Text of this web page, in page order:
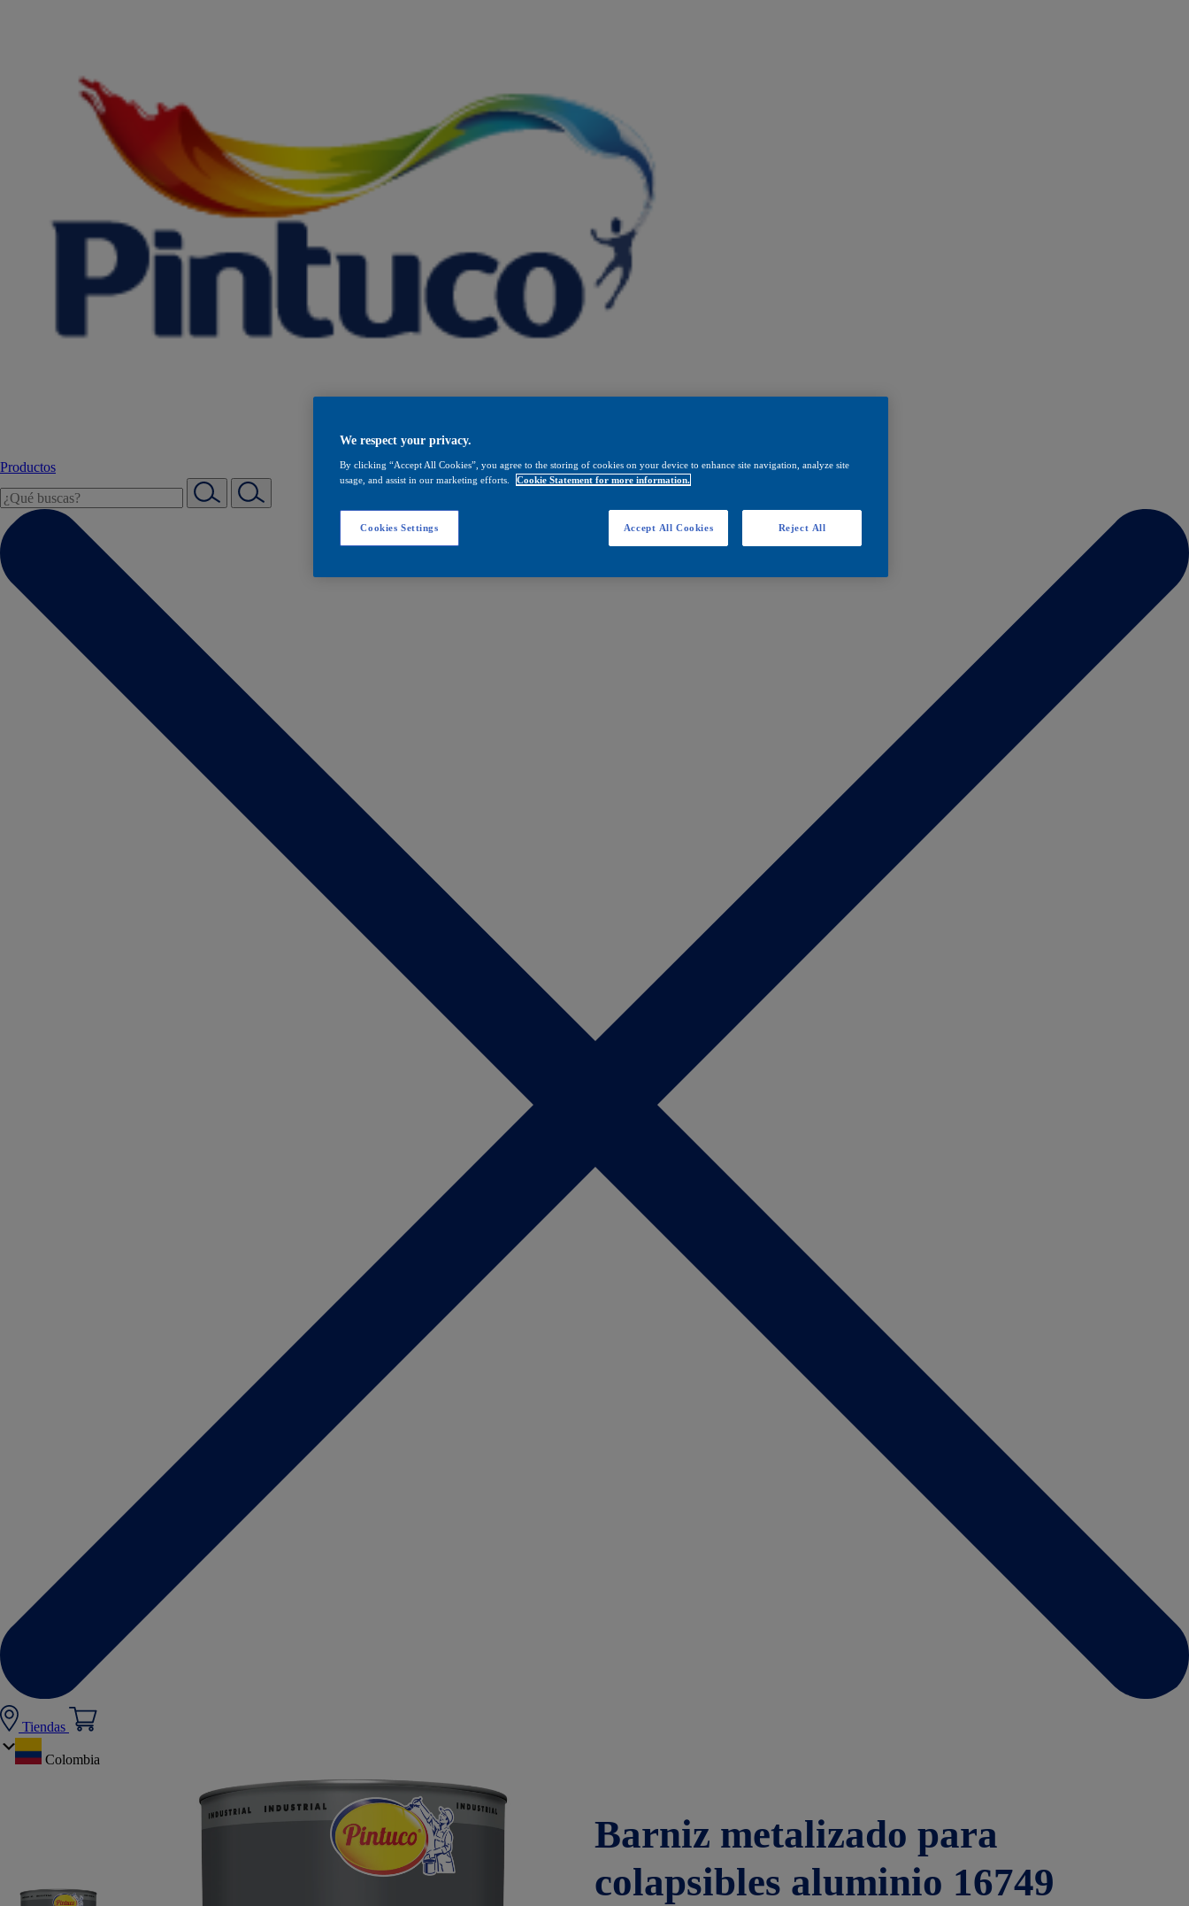
Productos
Tiendas
Colombia
Barniz metalizado para
colapsibles aluminio 16749
We respect your privacy.
By clicking “Accept All Cookies”, you agree to the storing of cookies on your device to enhance site navigation, analyze site
usage, and assist in our marketing efforts.
Cookie Statement for more information.
Cookies Settings Reject All
Accept All Cookies